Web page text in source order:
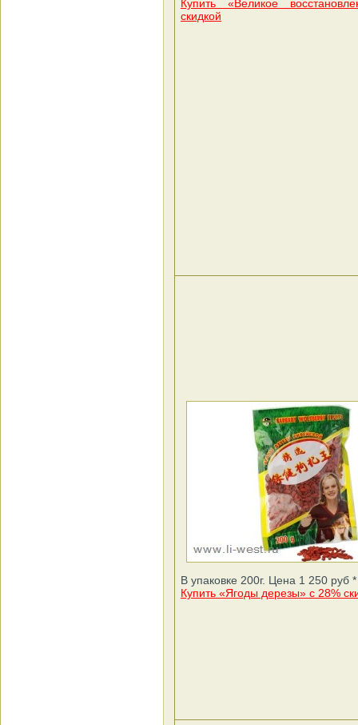
Купить «Великое
скидкой
В упаковке 200г. Цена 1 250 руб *
Купить «Ягоды дерезы» с 28%